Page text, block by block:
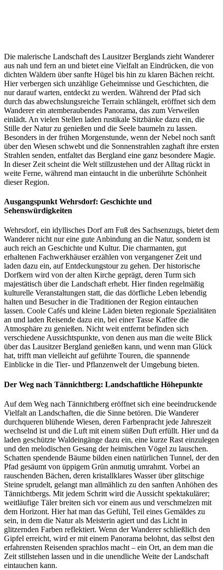
Die malerische Landschaft des Lausitzer Berglands zieht Wanderer
aus nah und fern an und bietet eine Vielfalt an Eindrücken, die von
dichten Wäldern über sanfte Hügel bis hin zu klaren Bächen reicht.
Hier verbergen sich unzählige Geheimnisse und Geschichten, die
nur darauf warten, entdeckt zu werden. Während der Pfad sich
durch das abwechslungsreiche Terrain schlängelt, eröffnet sich dem
Wanderer ein atemberaubendes Panorama, das zum Verweilen
einlädt. An vielen Stellen laden rustikale Sitzbänke dazu ein, die
Stille der Natur zu genießen und die Seele baumeln zu lassen.
Besonders in der frühen Morgenstunde, wenn der Nebel noch sanft
über den Wiesen schwebt und die Sonnenstrahlen zaghaft ihre ersten
Strahlen senden, entfaltet das Bergland eine ganz besondere Magie.
In dieser Zeit scheint die Welt stillzustehen und der Alltag rückt in
weite Ferne, während man eintaucht in die unberührte Schönheit
dieser Region.
Ausgangspunkt Wehrsdorf: Geschichte und
Sehenswürdigkeiten
Wehrsdorf, ein idyllisches Dorf am Fuß des Sachsenzugs, bietet dem
Wanderer nicht nur eine gute Anbindung an die Natur, sondern ist
auch reich an Geschichte und Kultur. Die charmanten, gut
erhaltenen Fachwerkhäuser erzählen von vergangener Zeit und
laden dazu ein, auf Entdeckungstour zu gehen. Der historische
Dorfkern wird von der alten Kirche geprägt, deren Turm sich
majestätisch über die Landschaft erhebt. Hier finden regelmäßig
kulturelle Veranstaltungen statt, die das dörfliche Leben lebendig
halten und Besucher in die Traditionen der Region eintauchen
lassen. Coole Cafés und kleine Läden bieten regionale Spezialitäten
an und laden Reisende dazu ein, bei einer Tasse Kaffee die
Atmosphäre zu genießen. Nicht weit entfernt befinden sich
verschiedene Aussichtspunkte, von denen aus man die weite Blick
über das Lausitzer Bergland genießen kann, und wenn man Glück
hat, trifft man vielleicht auf geführte Touren, die spannende
Einblicke in die Tier- und Pflanzenwelt der Umgebung bieten.
Der Weg nach Tännichtberg: Landschaftliche Höhepunkte
Auf dem Weg nach Tännichtberg eröffnet sich eine beeindruckende
Vielfalt an Landschaften, die die Sinne betören. Die Wanderer
durchqueren blühende Wiesen, deren Farbenpracht jede Jahreszeit
wechselnd ist und die Luft mit einem süßen Duft erfüllt. Hier und da
laden geschützte Waldeingänge dazu ein, eine kurze Rast einzulegen
und den melodischen Gesang der heimischen Vögel zu lauschen.
Schatten spendende Bäume bilden einen natürlichen Tunnel, der den
Pfad gesäumt von üppigem Grün anmutig umrahmt. Vorbei an
rauschenden Bächen, deren kristallklares Wasser über glitschige
Steine sprudelt, gelangt man allmählich zu den sanften Anhöhen des
Tännichtbergs. Mit jedem Schritt wird die Aussicht spektakulärer;
weitläufige Täler breiten sich vor einem aus und verschmelzen mit
dem Horizont. Hier hat man das Gefühl, Teil eines Gemäldes zu
sein, in dem die Natur als Meisterin agiert und das Licht in
glitzernden Farben reflektiert. Wenn der Wanderer schließlich den
Gipfel erreicht, wird er mit einem Panorama belohnt, das selbst den
erfahrensten Reisenden sprachlos macht – ein Ort, an dem man die
Zeit stillstehen lassen und in die unendliche Weite der Landschaft
eintauchen kann.